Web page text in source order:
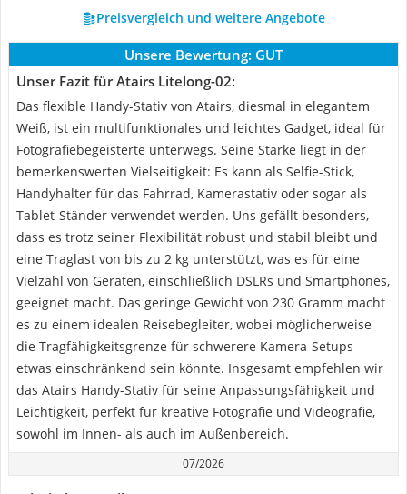
Preisvergleich und weitere Angebote
Unsere Bewertung: GUT
Unser Fazit für Atairs Litelong-02:
Das flexible Handy-Stativ von Atairs, diesmal in elegantem
Weiß, ist ein multifunktionales und leichtes Gadget, ideal für
Fotografiebegeisterte unterwegs. Seine Stärke liegt in der
bemerkenswerten Vielseitigkeit: Es kann als Selfie-Stick,
Handyhalter für das Fahrrad, Kamerastativ oder sogar als
Tablet-Ständer verwendet werden. Uns gefällt besonders,
dass es trotz seiner Flexibilität robust und stabil bleibt und
eine Traglast von bis zu 2 kg unterstützt, was es für eine
Vielzahl von Geräten, einschließlich DSLRs und Smartphones,
geeignet macht. Das geringe Gewicht von 230 Gramm macht
es zu einem idealen Reisebegleiter, wobei möglicherweise
die Tragfähigkeitsgrenze für schwerere Kamera-Setups
etwas einschränkend sein könnte. Insgesamt empfehlen wir
das Atairs Handy-Stativ für seine Anpassungsfähigkeit und
Leichtigkeit, perfekt für kreative Fotografie und Videografie,
sowohl im Innen- als auch im Außenbereich.
07/2026